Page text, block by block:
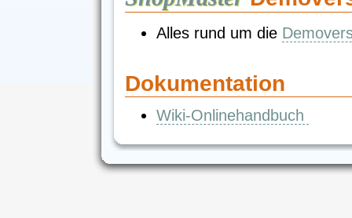
Alles rund um die
Dokumentation
Wiki-Onlinehandbuch